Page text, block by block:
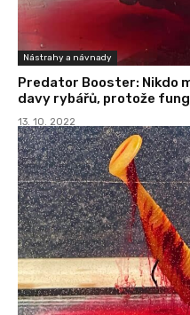
Nástrahy a návnady
Predator Booster: Nikdo
davy rybářů, protože
13. 10. 2022